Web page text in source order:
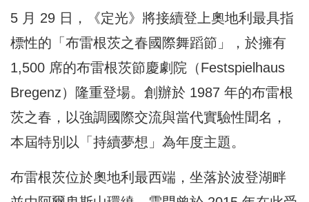
5 月 29 日，《定光》將接續登上奧地利最具指
標性的「布雷根茨之春國際舞蹈節」，於擁有
1,500 席的布雷根茨節慶劇院（Festspielhaus
Bregenz）隆重登場。創辦於 1987 年的布雷根
茨之春，以強調國際交流與當代實驗性聞名，
本屆特別以「持續夢想」為年度主題。
布雷根茨位於奧地利最西端，坐落於波登湖畔